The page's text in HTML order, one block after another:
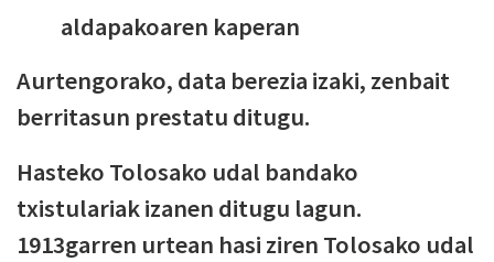
aldapakoaren kaperan
Aurtengorako, data berezia izaki, zenbait
berritasun prestatu ditugu.
Hasteko Tolosako udal bandako
txistulariak izanen ditugu lagun.
1913garren urtean hasi ziren Tolosako udal